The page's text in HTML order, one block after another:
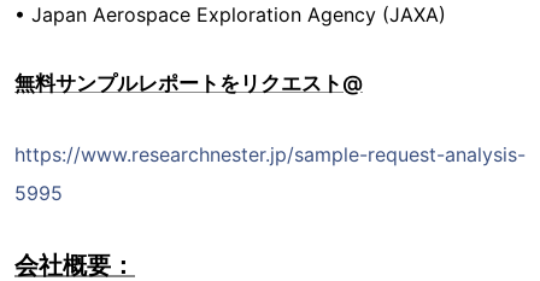
• Japan Aerospace Exploration Agency (JAXA)
無料サンプルレポートをリクエスト@
https://www.researchnester.jp/sample-request-analysis-
5995
会社概要：